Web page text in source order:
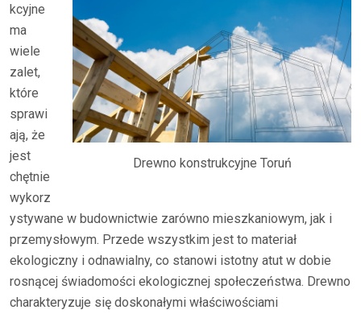
Drewno konstrukcyjne Toruń
kcyjne
ma
wiele
zalet,
które
sprawi
ają, że
jest
chętnie
wykorz
ystywane w budownictwie zarówno mieszkaniowym, jak i
przemysłowym. Przede wszystkim jest to materiał
ekologiczny i odnawialny, co stanowi istotny atut w dobie
rosnącej świadomości ekologicznej społeczeństwa. Drewno
charakteryzuje się doskonałymi właściwościami